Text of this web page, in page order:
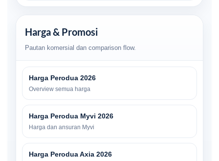
Harga & Promosi
Pautan komersial dan comparison flow.
Harga Perodua 2026
Overview semua harga
Harga Perodua Myvi 2026
Harga dan ansuran Myvi
Harga Perodua Axia 2026